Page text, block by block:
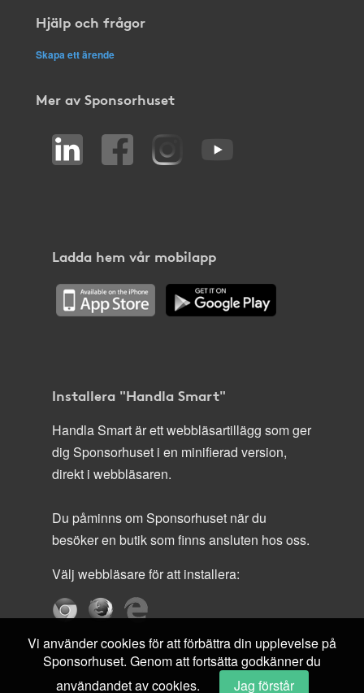
Hjälp och frågor
Skapa ett ärende
Mer av Sponsorhuset
Ladda hem vår mobilapp
Installera "Handla Smart"
Handla Smart är ett webbläsartillägg som ger
dig Sponsorhuset i en minifierad version,
direkt i webbläsaren.
Du påminns om Sponsorhuset när du
besöker en butik som finns ansluten hos oss.
Välj webbläsare för att installera:
Vi använder cookies för att förbättra din upplevelse på
Sponsorhuset. Genom att fortsätta godkänner du
användandet av cookies.
Jag förstår